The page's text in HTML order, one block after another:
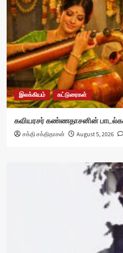
இலக்கியம் கட்டுரைகள்
கவியரசர் கண்ணதாசனின்
சக்தி சக்திதாசன் August 5, 2026